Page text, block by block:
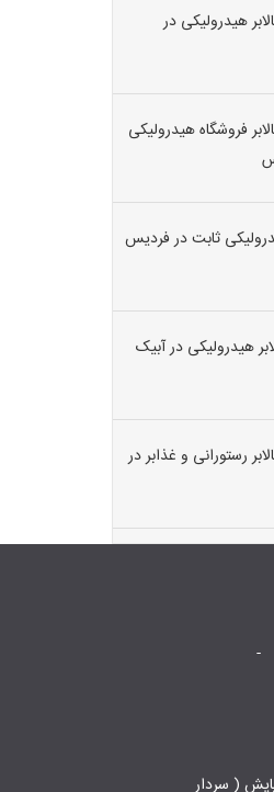
هیدرولیکی در
فروشگاه هیدرولیکی
ثابت در فردیس
هیدرولیکی در آبیک
رستورانی و غذابر در
۰۹۱۲۲۶۱۳۴۱۷ - ۰۹۱۹۷۹۴۱۷۴۰ -
( سردار